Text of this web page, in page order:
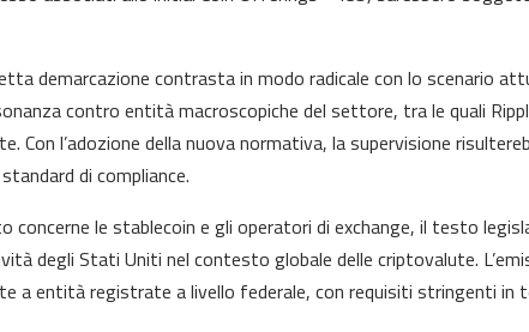
demarcazione contrasta in modo radicale con lo scenario
contro entità macroscopiche del settore, tra le quali
Con l’adozione della nuova normativa, la supervisione
di compliance.
concerne le stablecoin e gli operatori di exchange, il testo
degli Stati Uniti nel contesto globale delle criptovalute.
a entità registrate a livello federale, con requisiti stringenti in